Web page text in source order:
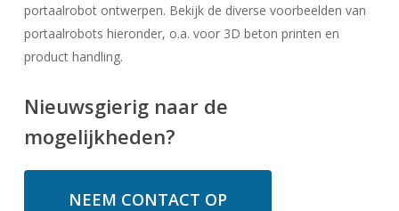
portaalrobot ontwerpen. Bekijk de diverse voorbeelden van
portaalrobots hieronder, o.a. voor 3D beton printen en
product handling.
Nieuwsgierig naar de
mogelijkheden?
NEEM CONTACT OP